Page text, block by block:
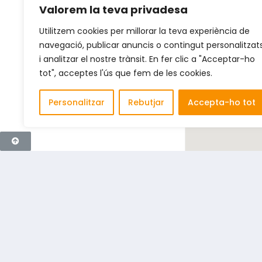
Valorem la teva privadesa
Utilitzem cookies per millorar la teva experiència de
navegació, publicar anuncis o contingut
i analitzar el nostre trànsit. En fer clic a "Acceptar-ho
tot", acceptes l'ús que fem de les cookies.
Personalitzar Rebutjar Accepta-ho tot